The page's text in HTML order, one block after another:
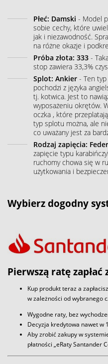
Płeć: Damski - Model
sobie cechy, które
jak i niezawodność.
na różne okazje i
Próba złota: 333 -
stop zawiera 33,3%
Splot: Ankier - Ten
pochodzi z języka
tj. kotwica. Jest to
wyposażeniu okrętów.
oczka , które
typ splotu można, ale
co uważany jest za
Rodzaj zapięcia:
zapięcie typu
ruchomy chowa się w
użytkowania i
Wybierz dogodny
Pierwszą ratę zapłać
Kup produkt teraz a
w zależności od wybranego
Wygodne raty, bez
Decyzja kredytowa nawet w
Aby zrobić zakupy w
płatności „eRaty Santander